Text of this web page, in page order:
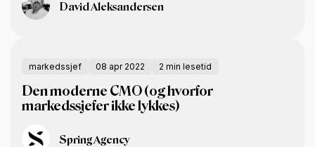
David Aleksandersen
markedssjef 08 apr 2022 2 min lesetid
Den moderne CMO (og hvorfor
markedssjefer ikke lykkes)
Spring Agency